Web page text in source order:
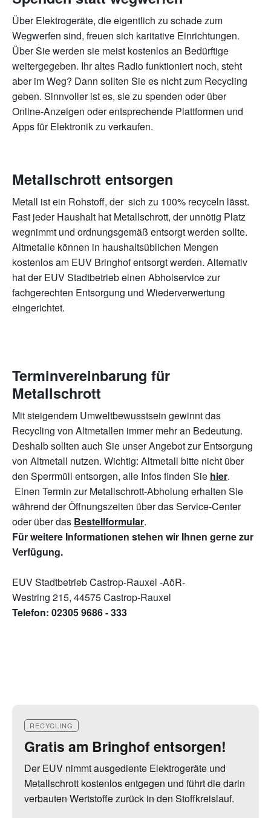
Über Elektrogeräte, die eigentlich zu schade zum
Wegwerfen sind, freuen sich karitative Einrichtungen.
Über Sie werden sie meist kostenlos an Bedürftige
weitergegeben. Ihr altes Radio funktioniert noch, steht
aber im Weg? Dann sollten Sie es nicht zum Recycling
geben. Sinnvoller ist es, sie zu spenden oder über
Online-Anzeigen oder entsprechende Plattformen und
Apps für Elektronik zu verkaufen.
Metallschrott entsorgen
Metall ist ein Rohstoff, der sich zu 100% recyceln lässt.
Fast jeder Haushalt hat Metallschrott, der unnötig Platz
wegnimmt und ordnungsgemäß entsorgt werden sollte.
Altmetalle können in haushaltsüblichen Mengen
kostenlos am EUV Bringhof entsorgt werden. Alternativ
hat der EUV Stadtbetrieb einen Abholservice zur
fachgerechten Entsorgung und Wiederverwertung
eingerichtet.
Terminvereinbarung für
Metallschrott
Mit steigendem Umweltbewusstsein gewinnt das
Recycling von Altmetallen immer mehr an Bedeutung.
Deshalb sollten auch Sie unser Angebot zur Entsorgung
von Altmetall nutzen. Wichtig: Altmetall bitte nicht über
den Sperrmüll entsorgen, alle Infos finden Sie hier.
Einen Termin zur Metallschrott-Abholung erhalten Sie
während der Öffnungszeiten über das Service-Center
oder über das Bestellformular.
Für weitere Informationen stehen wir Ihnen gerne zur
Verfügung.
EUV Stadtbetrieb Castrop-Rauxel -AöR-
Westring 215, 44575 Castrop-Rauxel
Telefon: 02305 9686 - 333
RECYCLING
Gratis am Bringhof entsorgen!
Der EUV nimmt ausgediente Elektrogeräte und
Metallschrott kostenlos entgegen und führt die darin
verbauten Wertstoffe zurück in den Stoffkreislauf.